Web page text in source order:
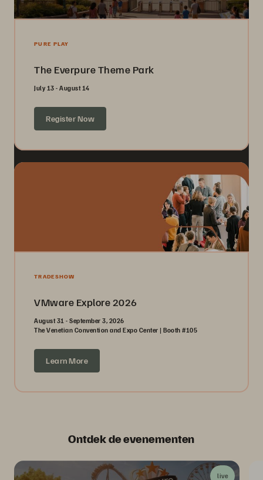
PURE PLAY
The Everpure Theme Park
July 13 - August 14
Register Now
TRADESHOW
VMware Explore 2026
August 31 - September 3, 2026
The Venetian Convention and Expo Center | Booth #105
Learn More
Ontdek de evenementen
live